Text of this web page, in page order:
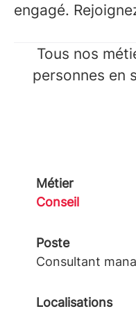
engagé.
Tous nos
personnes en
Métier
Conseil
Poste
Consultant
Localisations